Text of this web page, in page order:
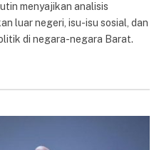
menyajikan analisis
luar negeri, isu-isu sosial, dan
di negara-negara Barat.